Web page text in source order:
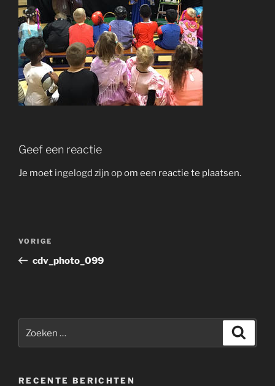
Geef een reactie
Je moet ingelogd zijn opom een reactie te plaatsen.
Vorig
bericht
VORIGE
cdv_photo_099
naar:
RECENTE BERICHTEN